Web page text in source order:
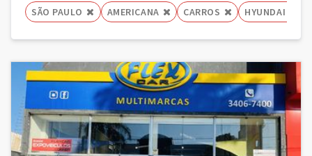
SÃO PAULO AMERICANA CARROS HYUNDAI